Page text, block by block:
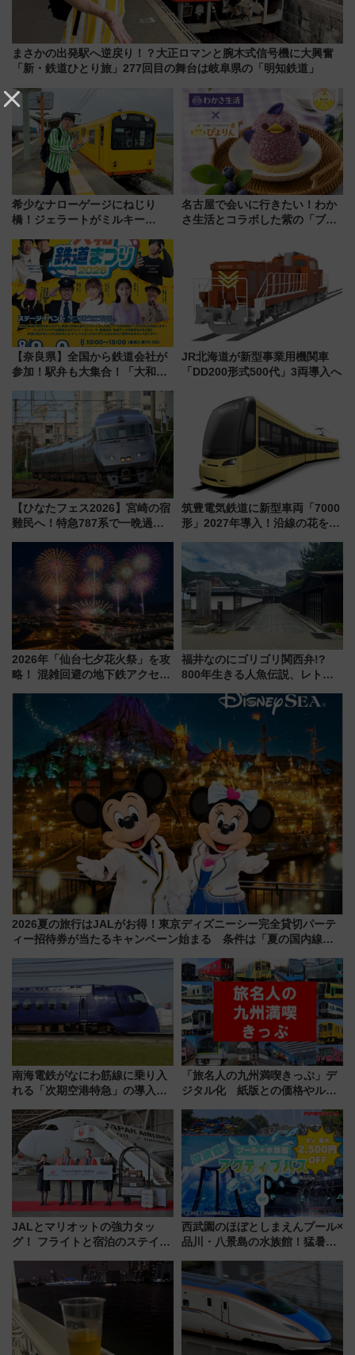
まさかの出発駅へ逆戻り！？大正ロマンと腕木式信号機に大興奮
「新・鉄道ひとり旅」277回目の舞台は岐阜県の「明知鉄道」
希少なナローゲージにねじり
橋！ジェラートがミルキー
278回目の舞台は「三岐鉄道北
勢線」
名古屋で会いに行きたい！わか
さ生活とコラボした紫の「ブル
【奈良県】全国から鉄道会社が
参加！駅弁も大集合！「大和鉄
に開催決定
JR北海道が新型事業用機関車
「DD200形式500代」3両導入へ
【ひなたフェス2026】宮崎の宿
難民へ！特急787系で一晩過ご
ローおひさま」が救世主に？
筑豊電気鉄道に新型車両「7000
形」2027年導入！沿線の花をイ
内は落ち着いたゆとりある空間
に
2026年「仙台七夕花火祭」を攻
略！ 混雑回避の地下鉄アクセス
火前に楽しむ仙台観光ルートま
で解説！
福井なのにゴリゴリ関西弁!?
800年生きる人魚伝説、レトロ
屋カフェで非日常を！週末観光
に最適な小浜の歩き方
2026夏の旅行はJALがお得！東京ディズニーシー完全貸切パーテ
ィー招待券が当たるキャンペーン始まる 条件は「夏の国内線に2
南海電鉄がなにわ筋線に乗り入
れる「次期空港特急」の導入を
日本初の鉄道デザイン
「旅名人の九州満喫きっぷ」デ
ジタル化 紙版との価格やルー
JALとマリオットの強力タッ
グ！ フライトと宿泊のステイタ
上級会員資格を効率よく獲得す
る方法を解説
西武園のほぼとしまえんプール×
品川・八景島の水族館！猛暑を
夏休みをお得に楽しむ！